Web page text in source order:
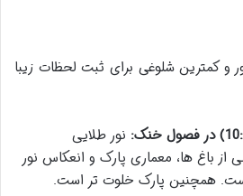
و کمترین شلوغی برای ثبت لحظات زیبا
نور طلایی
باغ ها، معماری پارک و انعکاس نور
همچنین پارک خلوت تر است.